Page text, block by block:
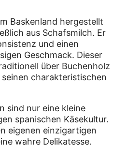
Baskenland hergestellt
aus Schafsmilch. Er
und einen
Geschmack. Dieser
über Buchenholz
charakteristischen
sind nur eine kleine
spanischen Käsekultur.
eigenen einzigartigen
wahre Delikatesse.